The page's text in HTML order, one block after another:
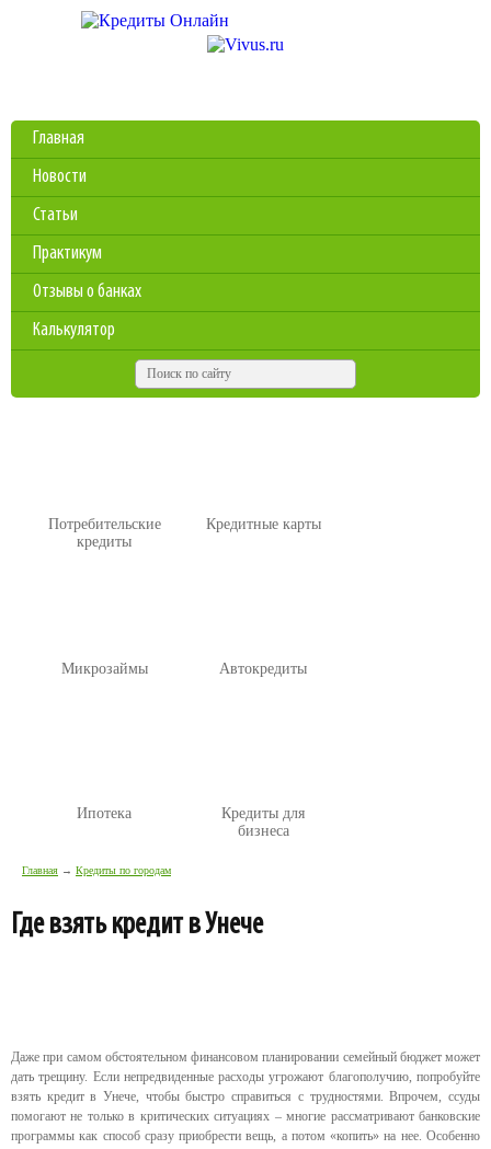
Главная
Новости
Статьи
Практикум
Отзывы о банках
Калькулятор
Потребительские
кредиты
Кредитные карты
Микрозаймы Автокредиты
Ипотека
Кредиты для
бизнеса
Главная → Кредиты по городам
Где взять кредит в Унече
Даже при самом обстоятельном финансовом планировании семейный бюджет может
дать трещину. Если непредвиденные расходы угрожают благополучию, попробуйте
взять кредит в Унече, чтобы быстро справиться с трудностями. Впрочем, ссуды
помогают не только в критических ситуациях – многие рассматривают банковские
программы как способ сразу приобрести вещь, а потом «копить» на нее. Особенно